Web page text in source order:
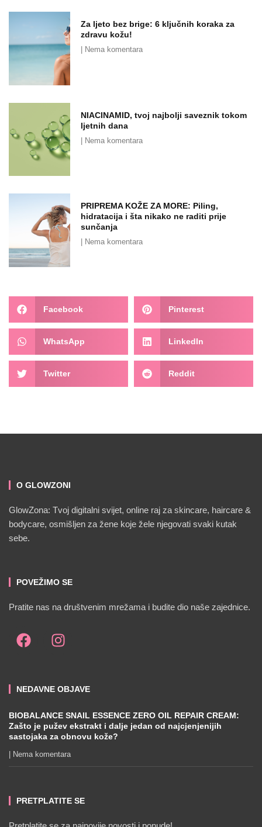
Za ljeto bez brige: 6 ključnih koraka za
zdravu kožu!
Nema komentara
NIACINAMID, tvoj najbolji saveznik tokom
ljetnih dana
Nema komentara
PRIPREMA KOŽE ZA MORE: Piling,
hidratacija i šta nikako ne raditi prije
sunčanja
Nema komentara
Facebook Pinterest
WhatsApp LinkedIn
Twitter Reddit
O GLOWZONI
GlowZona: Tvoj digitalni svijet, online raj za skincare, haircare &
bodycare, osmišljen za žene koje žele njegovati svaki kutak
sebe.
POVEŽIMO SE
Pratite nas na društvenim mrežama i budite dio naše zajednice.
NEDAVNE OBJAVE
BIOBALANCE SNAIL ESSENCE ZERO OIL REPAIR CREAM:
Zašto je pužev ekstrakt i dalje jedan od najcjenjenijih
sastojaka za obnovu kože?
Nema komentara
PRETPLATITE SE